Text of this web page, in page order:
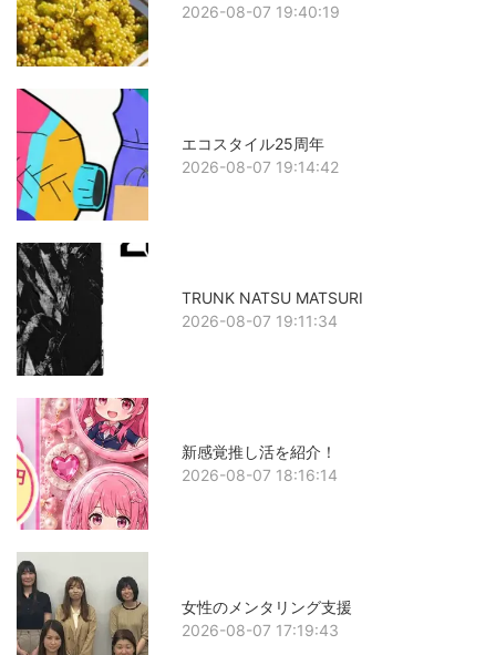
2026-08-07 19:40:19
エコスタイル25周年
2026-08-07 19:14:42
TRUNK NATSU MATSURI
2026-08-07 19:11:34
新感覚推し活を紹介！
2026-08-07 18:16:14
女性のメンタリング支援
2026-08-07 17:19:43